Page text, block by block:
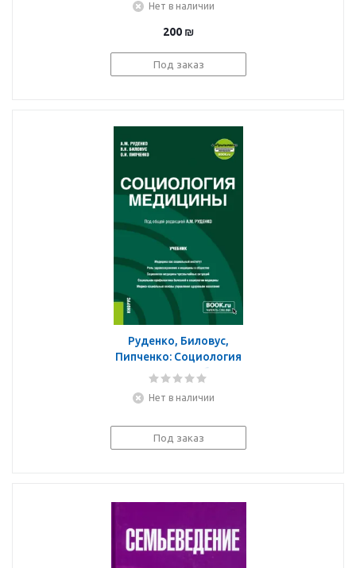
Нет в наличии
200 ₪
Под заказ
Руденко, Биловус,
Пипченко: Социология
медицины. Учебник +
Нет в наличии
Под заказ